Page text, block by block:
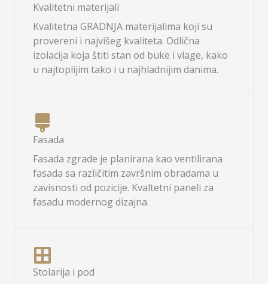
Kvalitetni materijali
Kvalitetna GRADNJA materijalima koji su
provereni i najvišeg kvaliteta. Odlična
izolacija koja štiti stan od buke i vlage, kako
u najtoplijim tako i u najhladnijim danima.
Fasada
Fasada zgrade je planirana kao ventilirana
fasada sa različitim završnim obradama u
zavisnosti od pozicije. Kvaltetni paneli za
fasadu modernog dizajna.
Stolarija i pod